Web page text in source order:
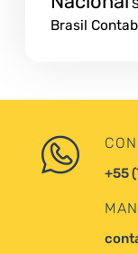
Brasil
+55